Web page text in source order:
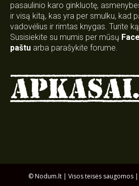
pasaulinio karo ginkluotę,
ir visą kitą, kas yra per smulku, kad
vadovėlius ir rimtas knygas. Turite
Susisiekite su mumis per mūsų
paštu arba parašykite forume.
© Nodum.lt | Visos teisės saugomos |